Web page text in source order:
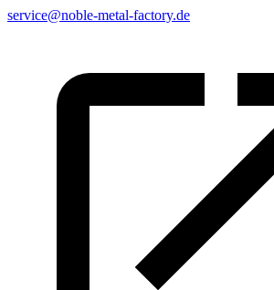
service@noble-metal-factory.de